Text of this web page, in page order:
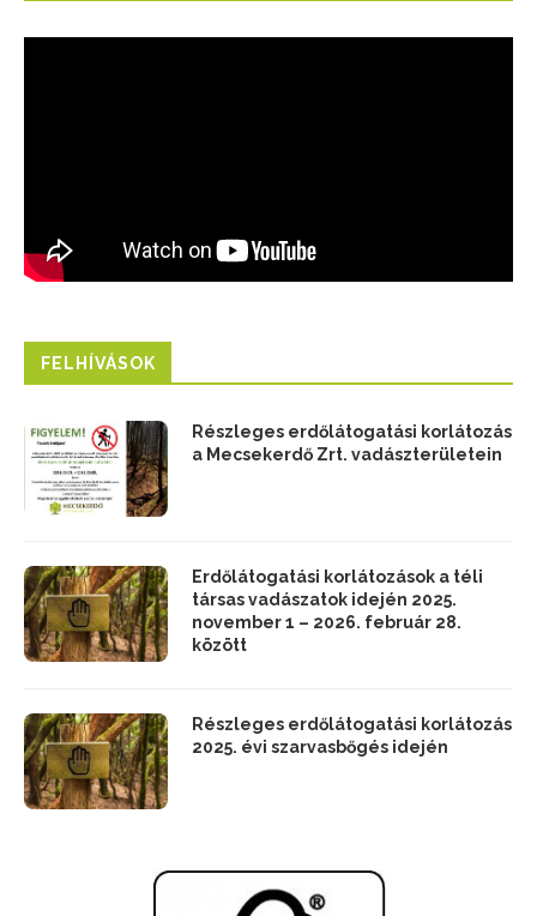
FELHÍVÁSOK
Részleges erdőlátogatási korlátozás
a Mecsekerdő Zrt. vadászterületein
Erdőlátogatási korlátozások a téli
társas vadászatok idején 2025.
november 1 – 2026. február 28.
között
Részleges erdőlátogatási korlátozás
2025. évi szarvasbőgés idején